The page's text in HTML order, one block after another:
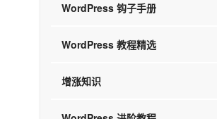
WordPress 钩子手册
WordPress 教程精选
增涨知识